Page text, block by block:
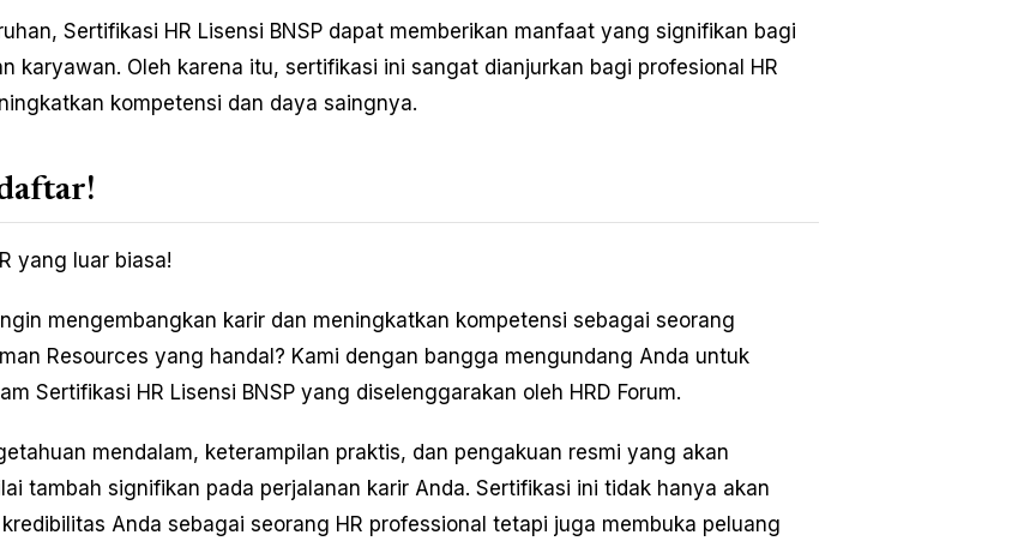
Sertifikasi HR Lisensi BNSP dapat memberikan manfaat yang signifikan bagi
karyawan. Oleh karena itu, sertifikasi ini sangat dianjurkan bagi profesional HR
kompetensi dan daya saingnya.
yang luar biasa!
mengembangkan karir dan meningkatkan kompetensi sebagai seorang
Resources yang handal? Kami dengan bangga mengundang Anda untuk
Sertifikasi HR Lisensi BNSP yang diselenggarakan oleh HRD Forum.
mendalam, keterampilan praktis, dan pengakuan resmi yang akan
tambah signifikan pada perjalanan karir Anda. Sertifikasi ini tidak hanya akan
Anda sebagai seorang HR professional tetapi juga membuka peluang